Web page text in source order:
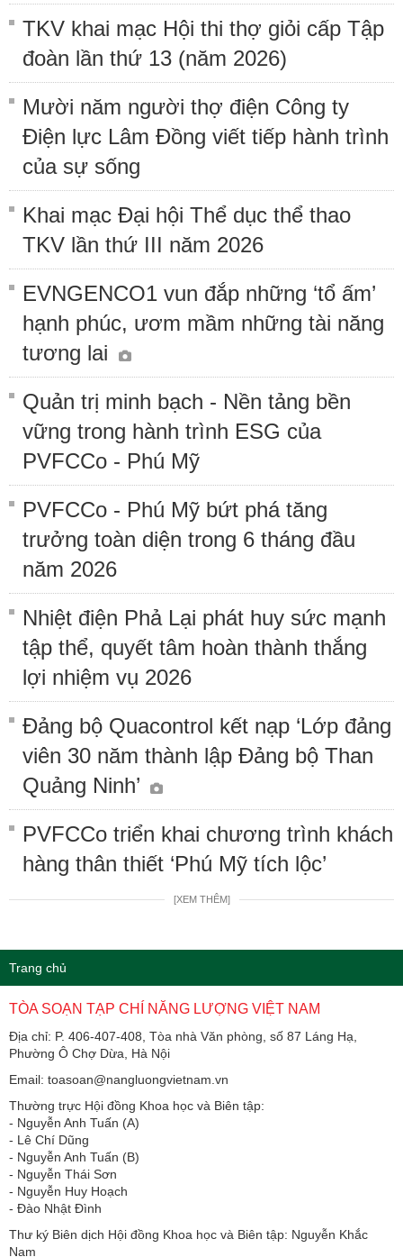
TKV khai mạc Hội thi thợ giỏi cấp Tập
đoàn lần thứ 13 (năm 2026)
Mười năm người thợ điện Công ty
Điện lực Lâm Đồng viết tiếp hành trình
của sự sống
Khai mạc Đại hội Thể dục thể thao
TKV lần thứ III năm 2026
EVNGENCO1 vun đắp những ‘tổ ấm’
hạnh phúc, ươm mầm những tài năng
tương lai
Quản trị minh bạch - Nền tảng bền
vững trong hành trình ESG của
PVFCCo - Phú Mỹ
PVFCCo - Phú Mỹ bứt phá tăng
trưởng toàn diện trong 6 tháng đầu
năm 2026
Nhiệt điện Phả Lại phát huy sức mạnh
tập thể, quyết tâm hoàn thành thắng
lợi nhiệm vụ 2026
Đảng bộ Quacontrol kết nạp ‘Lớp đảng
viên 30 năm thành lập Đảng bộ Than
Quảng Ninh’
PVFCCo triển khai chương trình khách
hàng thân thiết ‘Phú Mỹ tích lộc’
[XEM THÊM]
Trang chủ
TÒA SOẠN TẠP CHÍ NĂNG LƯỢNG VIỆT NAM
Địa chỉ: P. 406-407-408, Tòa nhà Văn phòng, số 87 Láng Hạ,
Phường Ô Chợ Dừa, Hà Nội
Email: toasoan@nangluongvietnam.vn
Thường trực Hội đồng Khoa học và Biên tập:
​​​​​​- Nguyễn Anh Tuấn (A)
- Lê Chí Dũng
- Nguyễn Anh Tuấn (B)
- Nguyễn Thái Sơn
- Nguyễn Huy Hoạch
- Đào Nhật Đình
Thư ký Biên dịch Hội đồng Khoa học và Biên tập: Nguyễn Khắc
Nam